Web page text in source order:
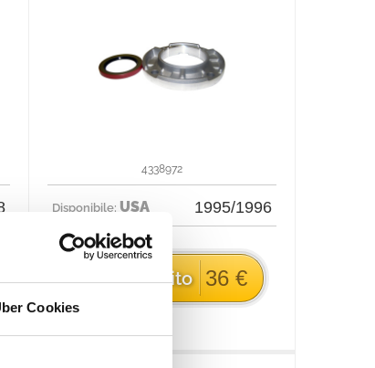
Cookies
4338972
Disponibile: USA 1995/1996
Ordina subito 36 €